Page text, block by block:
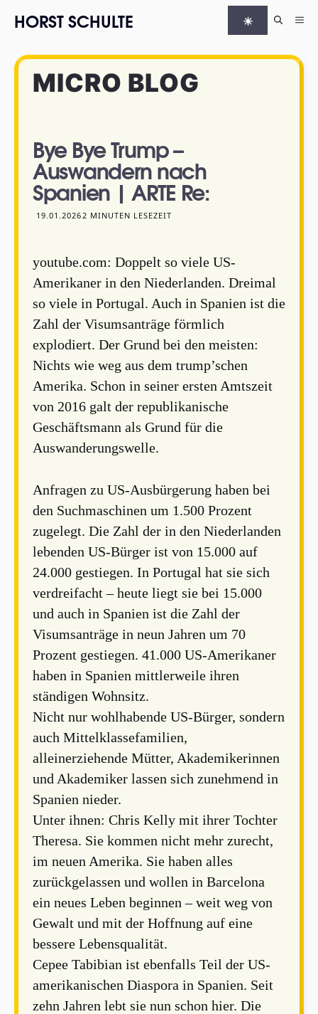
HORST SCHULTE ☀
MICRO BLOG
Bye Bye Trump –
Auswandern nach
Spanien | ARTE Re:
19.01.2026 2 MINUTEN LESEZEIT
youtube.com: Doppelt so viele US-
Amerikaner in den Niederlanden. Dreimal
so viele in Portugal. Auch in Spanien ist die
Zahl der Visumsanträge förmlich
explodiert. Der Grund bei den meisten:
Nichts wie weg aus dem trump’schen
Amerika. Schon in seiner ersten Amtszeit
von 2016 galt der republikanische
Geschäftsmann als Grund für die
Auswanderungswelle.
Anfragen zu US-Ausbürgerung haben bei
den Suchmaschinen um 1.500 Prozent
zugelegt. Die Zahl der in den Niederlanden
lebenden US-Bürger ist von 15.000 auf
24.000 gestiegen. In Portugal hat sie sich
verdreifacht – heute liegt sie bei 15.000
und auch in Spanien ist die Zahl der
Visumsanträge in neun Jahren um 70
Prozent gestiegen. 41.000 US-Amerikaner
haben in Spanien mittlerweile ihren
ständigen Wohnsitz.
Nicht nur wohlhabende US-Bürger, sondern
auch Mittelklassefamilien,
alleinerziehende Mütter, Akademikerinnen
und Akademiker lassen sich zunehmend in
Spanien nieder.
Unter ihnen: Chris Kelly mit ihrer Tochter
Theresa. Sie kommen nicht mehr zurecht,
im neuen Amerika. Sie haben alles
zurückgelassen und wollen in Barcelona
ein neues Leben beginnen – weit weg von
Gewalt und mit der Hoffnung auf eine
bessere Lebensqualität.
Cepee Tabibian ist ebenfalls Teil der US-
amerikanischen Diaspora in Spanien. Seit
zehn Jahren lebt sie nun schon hier. Die